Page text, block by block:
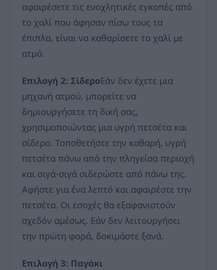
αφαιρέσετε τις ενοχλητικές εγκοπές από
το χαλί που άφησαν πίσω τους τα
έπιπλα, είναι να καθαρίσετε το χαλί με
ατμό.
Επιλογή 2: ΣίδεροΕάν δεν έχετε μια
μηχανή ατμού, μπορείτε να
δημιουργήσετε τη δική σας,
χρησιμοποιώντας μια υγρή πετσέτα και
σίδερο. Τοποθετήστε την καθαρή, υγρή
πετσέτα πάνω από την πληγείσα περιοχή
και σιγά-σιγά σιδερώστε από πάνω της.
Αφήστε για ένα λεπτό και αφαιρέστε την
πετσέτα. Οι εσοχές θα εξαφανιστούν
σχεδόν αμέσως. Εάν δεν λειτουργήσει
την πρώτη φορά, δοκιμάστε ξανά.
Επιλογή 3: Παγάκι